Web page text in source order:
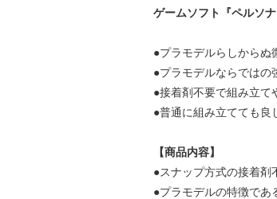
ゲームソフト『ペルソ
●プラモデルらしからぬ
●プラモデルならではの
●接着剤不要で組み立て
●普通に組み立てても良
【商品内容】
●スナップ方式の接着剤
●プラモデルの特徴であ